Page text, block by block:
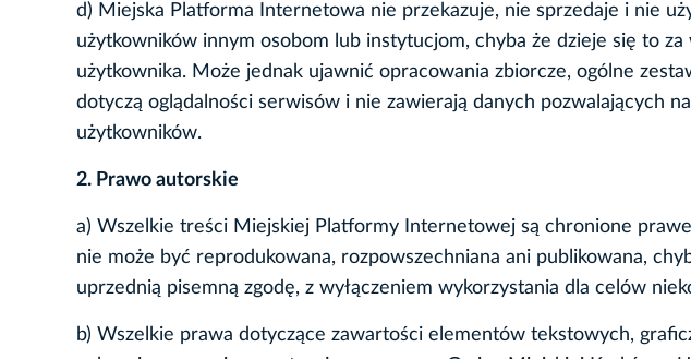
d) Miejska Platforma Internetowa nie przekazuje, nie sprzedaje i nie
użytkowników innym osobom lub instytucjom, chyba że dzieje się to za
użytkownika. Może jednak ujawnić opracowania zbiorcze, ogólne
dotyczą oglądalności serwisów i nie zawierają danych pozwalających
użytkowników.
2. Prawo autorskie
a) Wszelkie treści Miejskiej Platformy Internetowej są chronione
nie może być reprodukowana, rozpowszechniana ani publikowana,
uprzednią pisemną zgodę, z wyłączeniem wykorzystania dla celów
b) Wszelkie prawa dotyczące zawartości elementów tekstowych,